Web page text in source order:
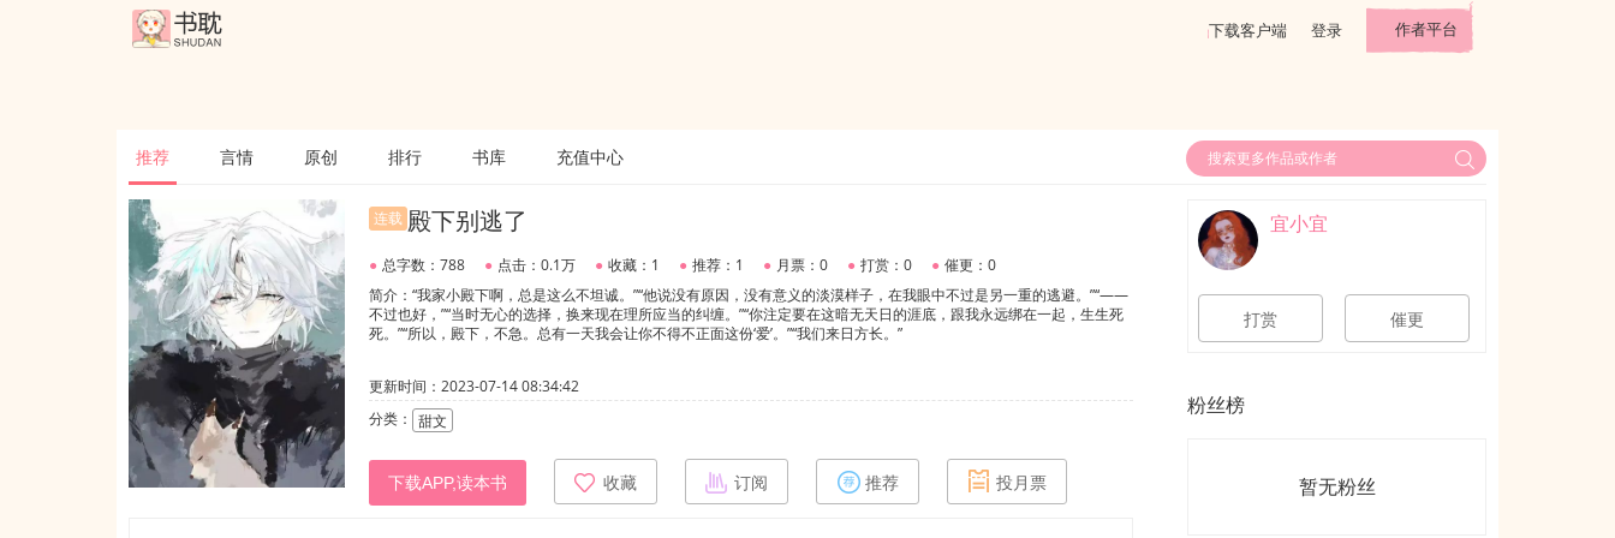
下载客户端 登录 作者平台
推荐 言情 原创 排行 书库 充值中心
连载 殿下别逃了
● 总字数：788 ● 点击：0.1万 ● 收藏：1 ● 推荐：1 ● 月票：0 ● 打赏：0 ● 催更：0
简介：“我家小殿下啊，总是这么不坦诚。”“他说没有原因，没有意义的淡漠样子，在我眼中不过是另一重的逃避。”“——
不过也好，”“当时无心的选择，换来现在理所应当的纠缠。”“你注定要在这暗无天日的涯底，跟我永远绑在一起，生生死
死。”“所以，殿下，不急。总有一天我会让你不得不正面这份‘爱’。”“我们来日方长。”
更新时间：2023-07-14 08:34:42
分类： 甜文
下载APP,读本书 收藏 订阅 推荐 投月票
宜小宜
打赏 催更
粉丝榜
暂无粉丝